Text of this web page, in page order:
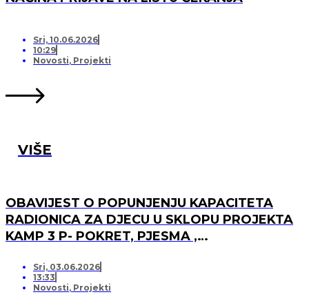
Sri, 10.06.2026
10:29
Novosti, Projekti
VIŠE
OBAVIJEST O POPUNJENJU KAPACITETA
RADIONICA ZA DJECU U SKLOPU PROJEKTA
KAMP 3 P- POKRET, PJESMA ,
LISTU ČEKANJA
Sri, 03.06.2026
13:33
Novosti, Projekti